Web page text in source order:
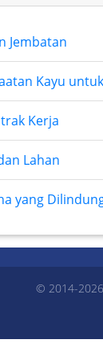
Jembatan
Kayu
Kerja
Lahan
yang
© 2014-